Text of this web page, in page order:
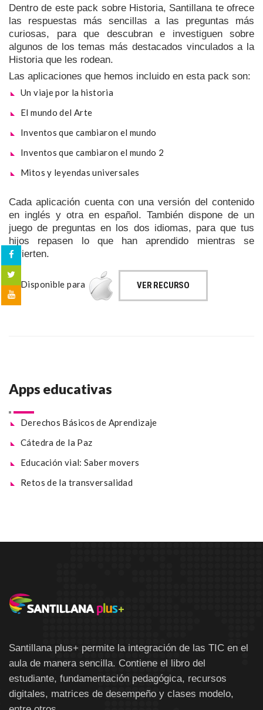
Dentro de este pack sobre Historia, Santillana te ofrece
las respuestas más sencillas a las preguntas más
curiosas, para que descubran e investiguen sobre
algunos de los temas más destacados vinculados a la
Historia que les rodean.
Las aplicaciones que hemos incluido en esta pack son:
Un viaje por la historia
El mundo del Arte
Inventos que cambiaron el mundo
Inventos que cambiaron el mundo 2
Mitos y leyendas universales
Cada aplicación cuenta con una versión del contenido
en inglés y otra en español. También dispone de un
juego de preguntas en los dos idiomas, para que tus
hijos repasen lo que han aprendido mientras se
divierten.
Disponible para VER RECURSO
Apps educativas
Derechos Básicos de Aprendizaje
Cátedra de la Paz
Educación vial: Saber movers
Retos de la transversalidad
Santillana plus+ permite la integración de las TIC en el
aula de manera sencilla. Contiene el libro del
estudiante, fundamentación pedagógica, recursos
digitales, matrices de desempeño y clases modelo,